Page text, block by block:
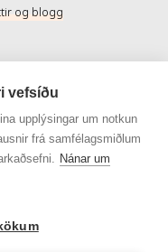
og blogg
- Snyrtivara
vefsíðu
upplýsingar um notkun
frá samfélagsmiðlum
Nánar um